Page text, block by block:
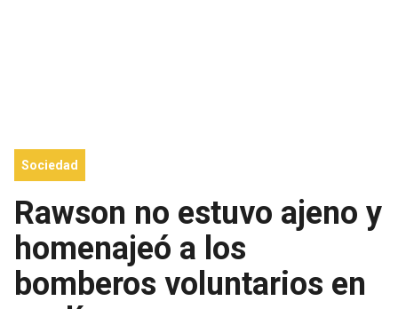
Sociedad
Rawson no estuvo ajeno y
homenajeó a los
bomberos voluntarios en